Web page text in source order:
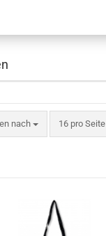
nach
nach 16 pro Seite
pro Seite